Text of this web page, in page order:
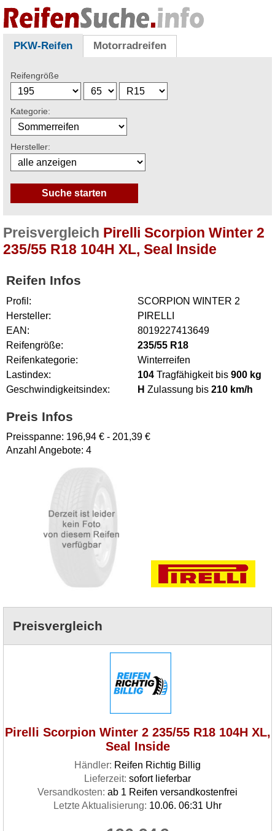
PKW-Reifen Motorradreifen
Reifengröße
Kategorie:
Hersteller:
Preisvergleich Pirelli Scorpion Winter 2
235/55 R18 104H XL, Seal Inside
Reifen Infos
Profil:
SCORPION WINTER 2
Hersteller:
PIRELLI
EAN:
8019227413649
Reifengröße:
235/55 R18
Reifenkategorie:
Winterreifen
Lastindex:
104 Tragfähigkeit bis 900 kg
Geschwindigkeitsindex:
H Zulassung bis 210 km/h
Preis Infos
Preisspanne: 196,94 € - 201,39 €
Anzahl Angebote: 4
Preisvergleich
Pirelli Scorpion Winter 2 235/55 R18 104H XL,
Seal Inside
Händler: Reifen Richtig Billig
Lieferzeit: sofort lieferbar
Versandkosten: ab 1 Reifen versandkostenfrei
Letzte Aktualisierung: 10.06. 06:31 Uhr